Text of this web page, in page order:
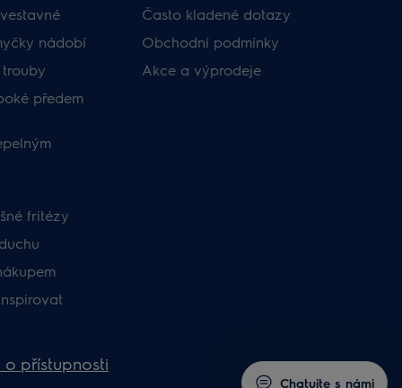
nádobí
předem
fritézy
Často kladené dotazy
Obchodní podmínky
Akce a výprodeje
o přístupnosti
Chatujte s námi